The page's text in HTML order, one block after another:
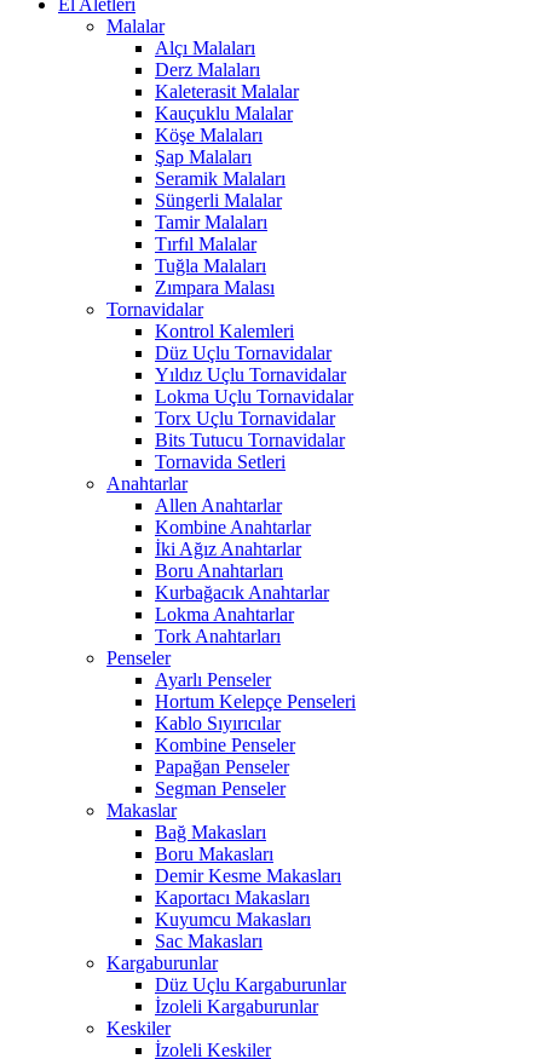
El Aletleri
Malalar
Alçı Malaları
Derz Malaları
Kaleterasit Malalar
Kauçuklu Malalar
Köşe Malaları
Şap Malaları
Seramik Malaları
Süngerli Malalar
Tamir Malaları
Tırfıl Malalar
Tuğla Malaları
Zımpara Malası
Tornavidalar
Kontrol Kalemleri
Düz Uçlu Tornavidalar
Yıldız Uçlu Tornavidalar
Lokma Uçlu Tornavidalar
Torx Uçlu Tornavidalar
Bits Tutucu Tornavidalar
Tornavida Setleri
Anahtarlar
Allen Anahtarlar
Kombine Anahtarlar
İki Ağız Anahtarlar
Boru Anahtarları
Kurbağacık Anahtarlar
Lokma Anahtarlar
Tork Anahtarları
Penseler
Ayarlı Penseler
Hortum Kelepçe Penseleri
Kablo Sıyırıcılar
Kombine Penseler
Papağan Penseler
Segman Penseler
Makaslar
Bağ Makasları
Boru Makasları
Demir Kesme Makasları
Kaportacı Makasları
Kuyumcu Makasları
Sac Makasları
Kargaburunlar
Düz Uçlu Kargaburunlar
İzoleli Kargaburunlar
Keskiler
İzoleli Keskiler